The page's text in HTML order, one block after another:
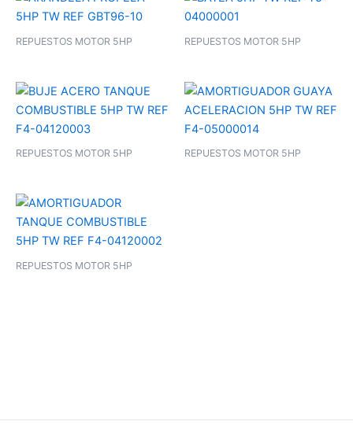
REPUESTOS MOTOR 5HP REPUESTOS MOTOR 5HP
REPUESTOS MOTOR 5HP REPUESTOS MOTOR 5HP
REPUESTOS MOTOR 5HP